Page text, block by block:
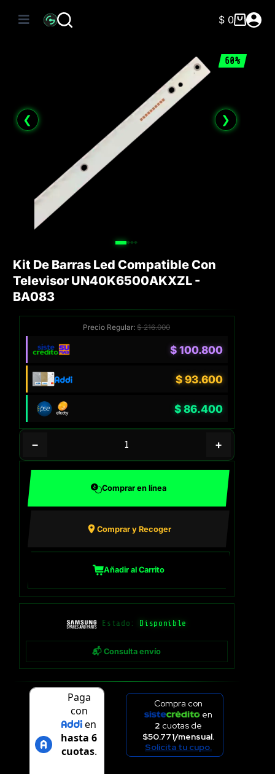
Carro
$0
60%
❮ ❯
Kit De Barras Led Compatible Con
Televisor UN40K6500AKXZL -
BA083
Precio Regular:$216.000
$100.800
$93.600
$86.400
− +
Comprar en línea
Comprar y Recoger
Añadir al Carrito
Estado: Disponible
📬 Consulta envío
Compra con
en
2 cuotas de
$50.771/mensual.
Solicita tu cupo.